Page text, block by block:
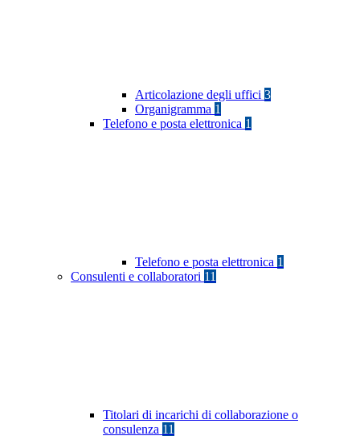
Articolazione degli uffici 3
Organigramma 1
Telefono e posta elettronica 1
Telefono e posta elettronica 1
Consulenti e collaboratori 11
Titolari di incarichi di collaborazione o
consulenza 11